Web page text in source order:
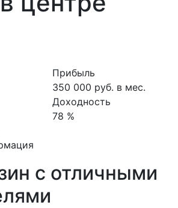
Прибыль
350 000 руб. в мес.
Доходность
78 %
с отличными